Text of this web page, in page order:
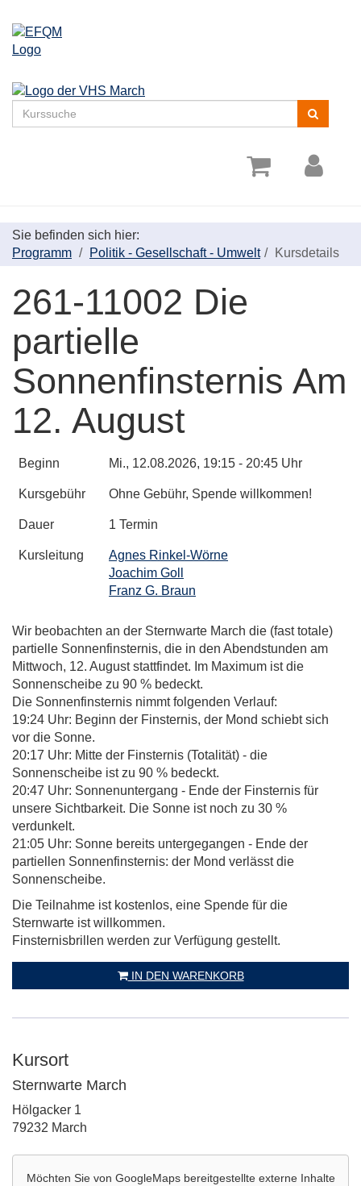
Kurse
suchen
Sie befinden sich hier:
Programm
Politik - Gesellschaft - Umwelt Kursdetails
261-11002 Die
partielle
Sonnenfinsternis Am
12. August
Beginn Mi., 12.08.2026, 19:15 - 20:45 Uhr
Kursgebühr Ohne Gebühr, Spende willkommen!
Dauer 1 Termin
Kursleitung
Agnes Rinkel-Wörne
Joachim Goll
Franz G. Braun
Wir beobachten an der Sternwarte March die (fast totale)
partielle Sonnenfinsternis, die in den Abendstunden am
Mittwoch, 12. August stattfindet. Im Maximum ist die
Sonnenscheibe zu 90 % bedeckt.
Die Sonnenfinsternis nimmt folgenden Verlauf:
19:24 Uhr: Beginn der Finsternis, der Mond schiebt sich
vor die Sonne.
20:17 Uhr: Mitte der Finsternis (Totalität) - die
Sonnenscheibe ist zu 90 % bedeckt.
20:47 Uhr: Sonnenuntergang - Ende der Finsternis für
unsere Sichtbarkeit. Die Sonne ist noch zu 30 %
verdunkelt.
21:05 Uhr: Sonne bereits untergegangen - Ende der
partiellen Sonnenfinsternis: der Mond verlässt die
Sonnenscheibe.
Die Teilnahme ist kostenlos, eine Spende für die
Sternwarte ist willkommen.
Finsternisbrillen werden zur Verfügung gestellt.
IN DEN WARENKORB
Kursort
Sternwarte March
Adresse:
Hölgacker 1
79232 March
Möchten Sie von GoogleMapsbereitgestellte externe Inhalte